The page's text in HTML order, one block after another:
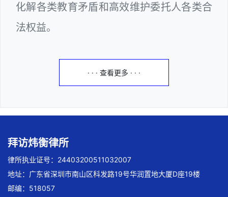
化解各类教育矛盾和高效维护委托人各类合
法权益。
· · · 查看更多 · · ·
拜访炜衡律所
律所执业证号：24403200511032007
地址：广东省深圳市南山区科发路19号华润置地大厦D座19楼
邮编：518057